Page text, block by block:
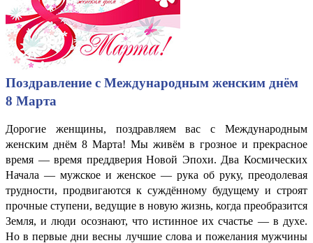
Поздравление с Международным женским днём
8 Марта
Дорогие женщины, поздравляем вас с Международным
женским днём 8 Марта! Мы живём в грозное и прекрасное
время — время преддверия Новой Эпохи. Два Космических
Начала — мужское и женское — рука об руку, преодолевая
трудности, продвигаются к суждённому будущему и строят
прочные ступени, ведущие в новую жизнь, когда преобразится
Земля, и люди осознают, что истинное их счастье — в духе.
Но в первые дни весны лучшие слова и пожелания мужчины